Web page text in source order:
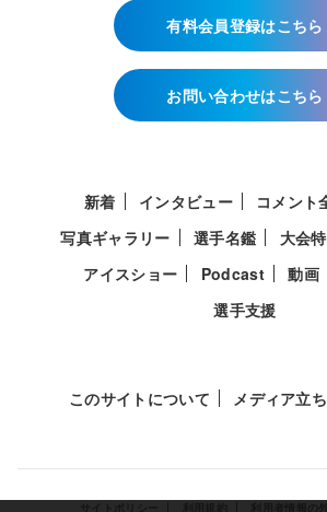
有料会員登録はこちら
お問い合わせはこちら
新着 インタビュー コメント
写真ギャラリー
選手名鑑 大会
アイスショー
Podcast 動画
選手支援
このサイトについて メディア立